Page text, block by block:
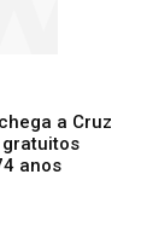
a Cruz
gratuitos
anos